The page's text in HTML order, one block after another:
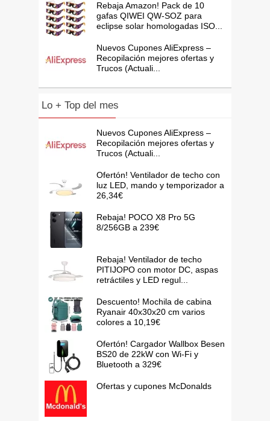
Rebaja Amazon! Pack de 10
gafas QIWEI QW-SOZ para
eclipse solar homologadas ISO...
Nuevos Cupones AliExpress –
Recopilación mejores ofertas y
Trucos (Actuali...
Lo + Top del mes
Nuevos Cupones AliExpress –
Recopilación mejores ofertas y
Trucos (Actuali...
Ofertón! Ventilador de techo con
luz LED, mando y temporizador a
26,34€
Rebaja! POCO X8 Pro 5G
8/256GB a 239€
Rebaja! Ventilador de techo
PITIJOPO con motor DC, aspas
retráctiles y LED regul...
Descuento! Mochila de cabina
Ryanair 40x30x20 cm varios
colores a 10,19€
Ofertón! Cargador Wallbox Besen
BS20 de 22kW con Wi-Fi y
Bluetooth a 329€
Ofertas y cupones McDonalds